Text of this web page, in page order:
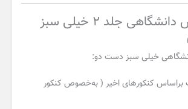
شیمی پیش دانشگاهی جلد ۲ خیلی سبز
خیلی سبز دست دو:
بر‌اساس کنکورهای اخیر ( به‌خصوص کنکور